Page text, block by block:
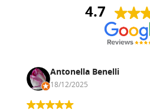
4.7
Antonella Benelli
18/12/2025